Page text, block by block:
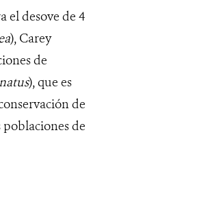
el desove de 4
), Carey
de
), que es
de
de